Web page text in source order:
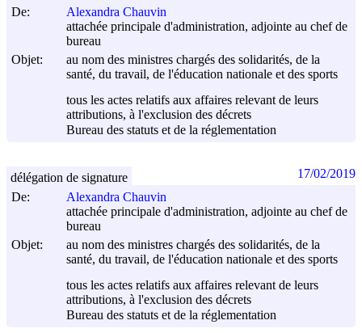
De:
Alexandra Chauvin
attachée principale d'administration, adjointe au chef de
bureau
Objet:
au nom des ministres chargés des solidarités, de la
santé, du travail, de l'éducation nationale et des sports
tous les actes relatifs aux affaires relevant de leurs
attributions, à l'exclusion des décrets
Bureau des statuts et de la réglementation
De:
Alexandra Chauvin
attachée principale d'administration, adjointe au chef de
bureau
Objet:
au nom des ministres chargés des solidarités, de la
santé, du travail, de l'éducation nationale et des sports
tous les actes relatifs aux affaires relevant de leurs
attributions, à l'exclusion des décrets
Bureau des statuts et de la réglementation
délégation de signature 17/02/2019